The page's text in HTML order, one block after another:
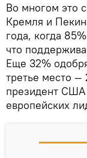
Во многом это
Кремля и
года, когда
что
Еще 32%
третье место —
президент
европейских